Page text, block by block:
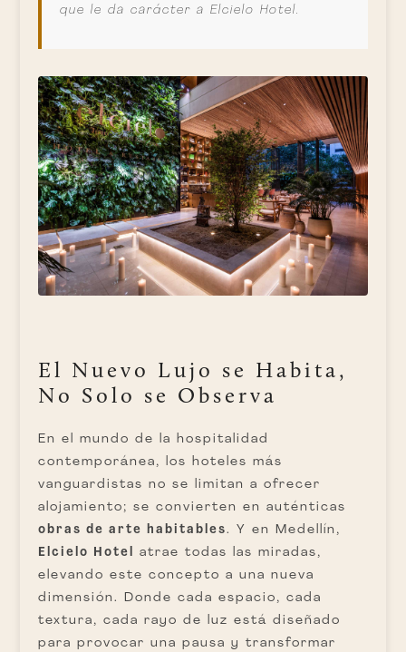
que le da carácter a Elcielo Hotel.
El Nuevo Lujo se Habita,
No Solo se Observa
En el mundo de la hospitalidad
contemporánea, los hoteles más
vanguardistas no se limitan a ofrecer
alojamiento; se convierten en auténticas
obras de arte habitables. Y en Medellín,
Elcielo Hotel atrae todas las miradas,
elevando este concepto a una nueva
dimensión. Donde cada espacio, cada
textura, cada rayo de luz está diseñado
para provocar una pausa y transformar